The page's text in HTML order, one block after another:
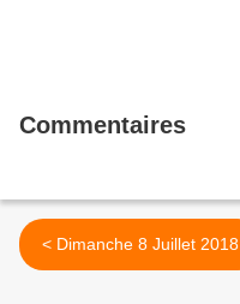
Commentaires
< Dimanche 8 Juillet 2018